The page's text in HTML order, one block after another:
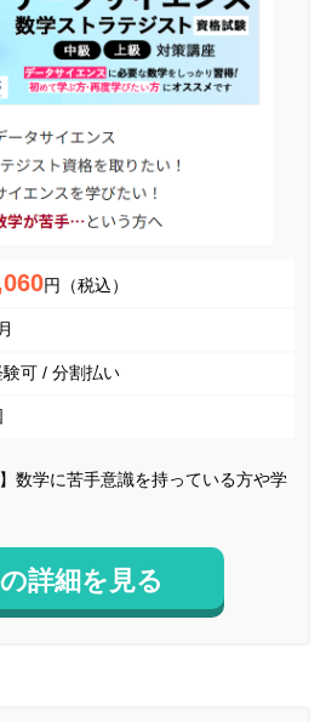
円（税込）
験可 / 分割払い
数学に苦手意識を持っている方や学
詳細を見る